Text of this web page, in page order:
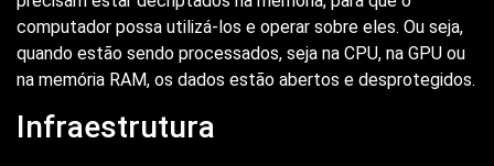
computador possa utilizá-los e operar sobre eles. Ou seja,
quando estão sendo processados, seja na CPU, na GPU ou
na memória RAM, os dados estão abertos e desprotegidos.
Infraestrutura